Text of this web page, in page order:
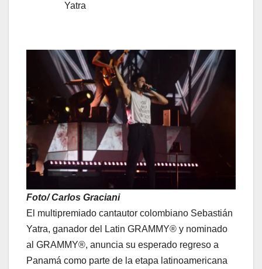
Yatra
Foto/ Carlos Graciani
El multipremiado cantautor colombiano Sebastián
Yatra, ganador del Latin GRAMMY® y nominado
al GRAMMY®, anuncia su esperado regreso a
Panamá como parte de la etapa latinoamericana